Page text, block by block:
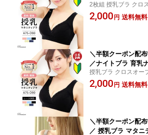
ー 育乳ブラ ノンワ
夜兼用 下着 スポー
2枚組 授乳ブラ クロ
ル マタニティブラ ノ
乳ブラ・2枚セット
2,000円 送料無料
＼半額クーポン配
／ナイトブラ 育乳
ー 育乳ブラ ノンワ
夜兼用 下着 スポー
授乳ブラ クロスオー
タニティブラ ノンワ
前開き 大きいサイズ
2,000円 送料無料
＼半額クーポン配
／ 授乳ブラ マタニ